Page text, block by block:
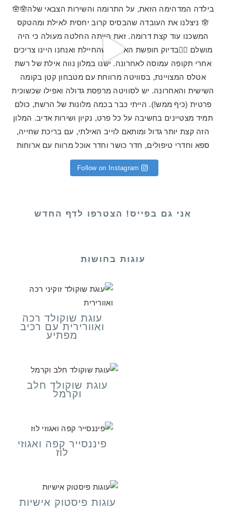
Follow on Instagram
אני גם בפייס! הצטרפו לדף החדש
עוגות בחושות
עוגת שוקולד רכה
ואוורירית עם רכיב
מפתיע
עוגת שוקולד חלב
וקרמל
פיננסייר קפה ואגוזי
לוז
עוגות פיסטוק אישיות